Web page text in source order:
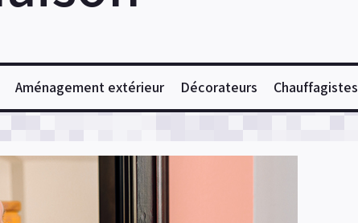
Aménagement extérieur Décorateurs Chauffagistes